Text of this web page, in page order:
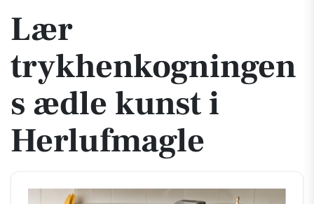
Lær
trykhenkogningen
s ædle kunst i
Herlufmagle